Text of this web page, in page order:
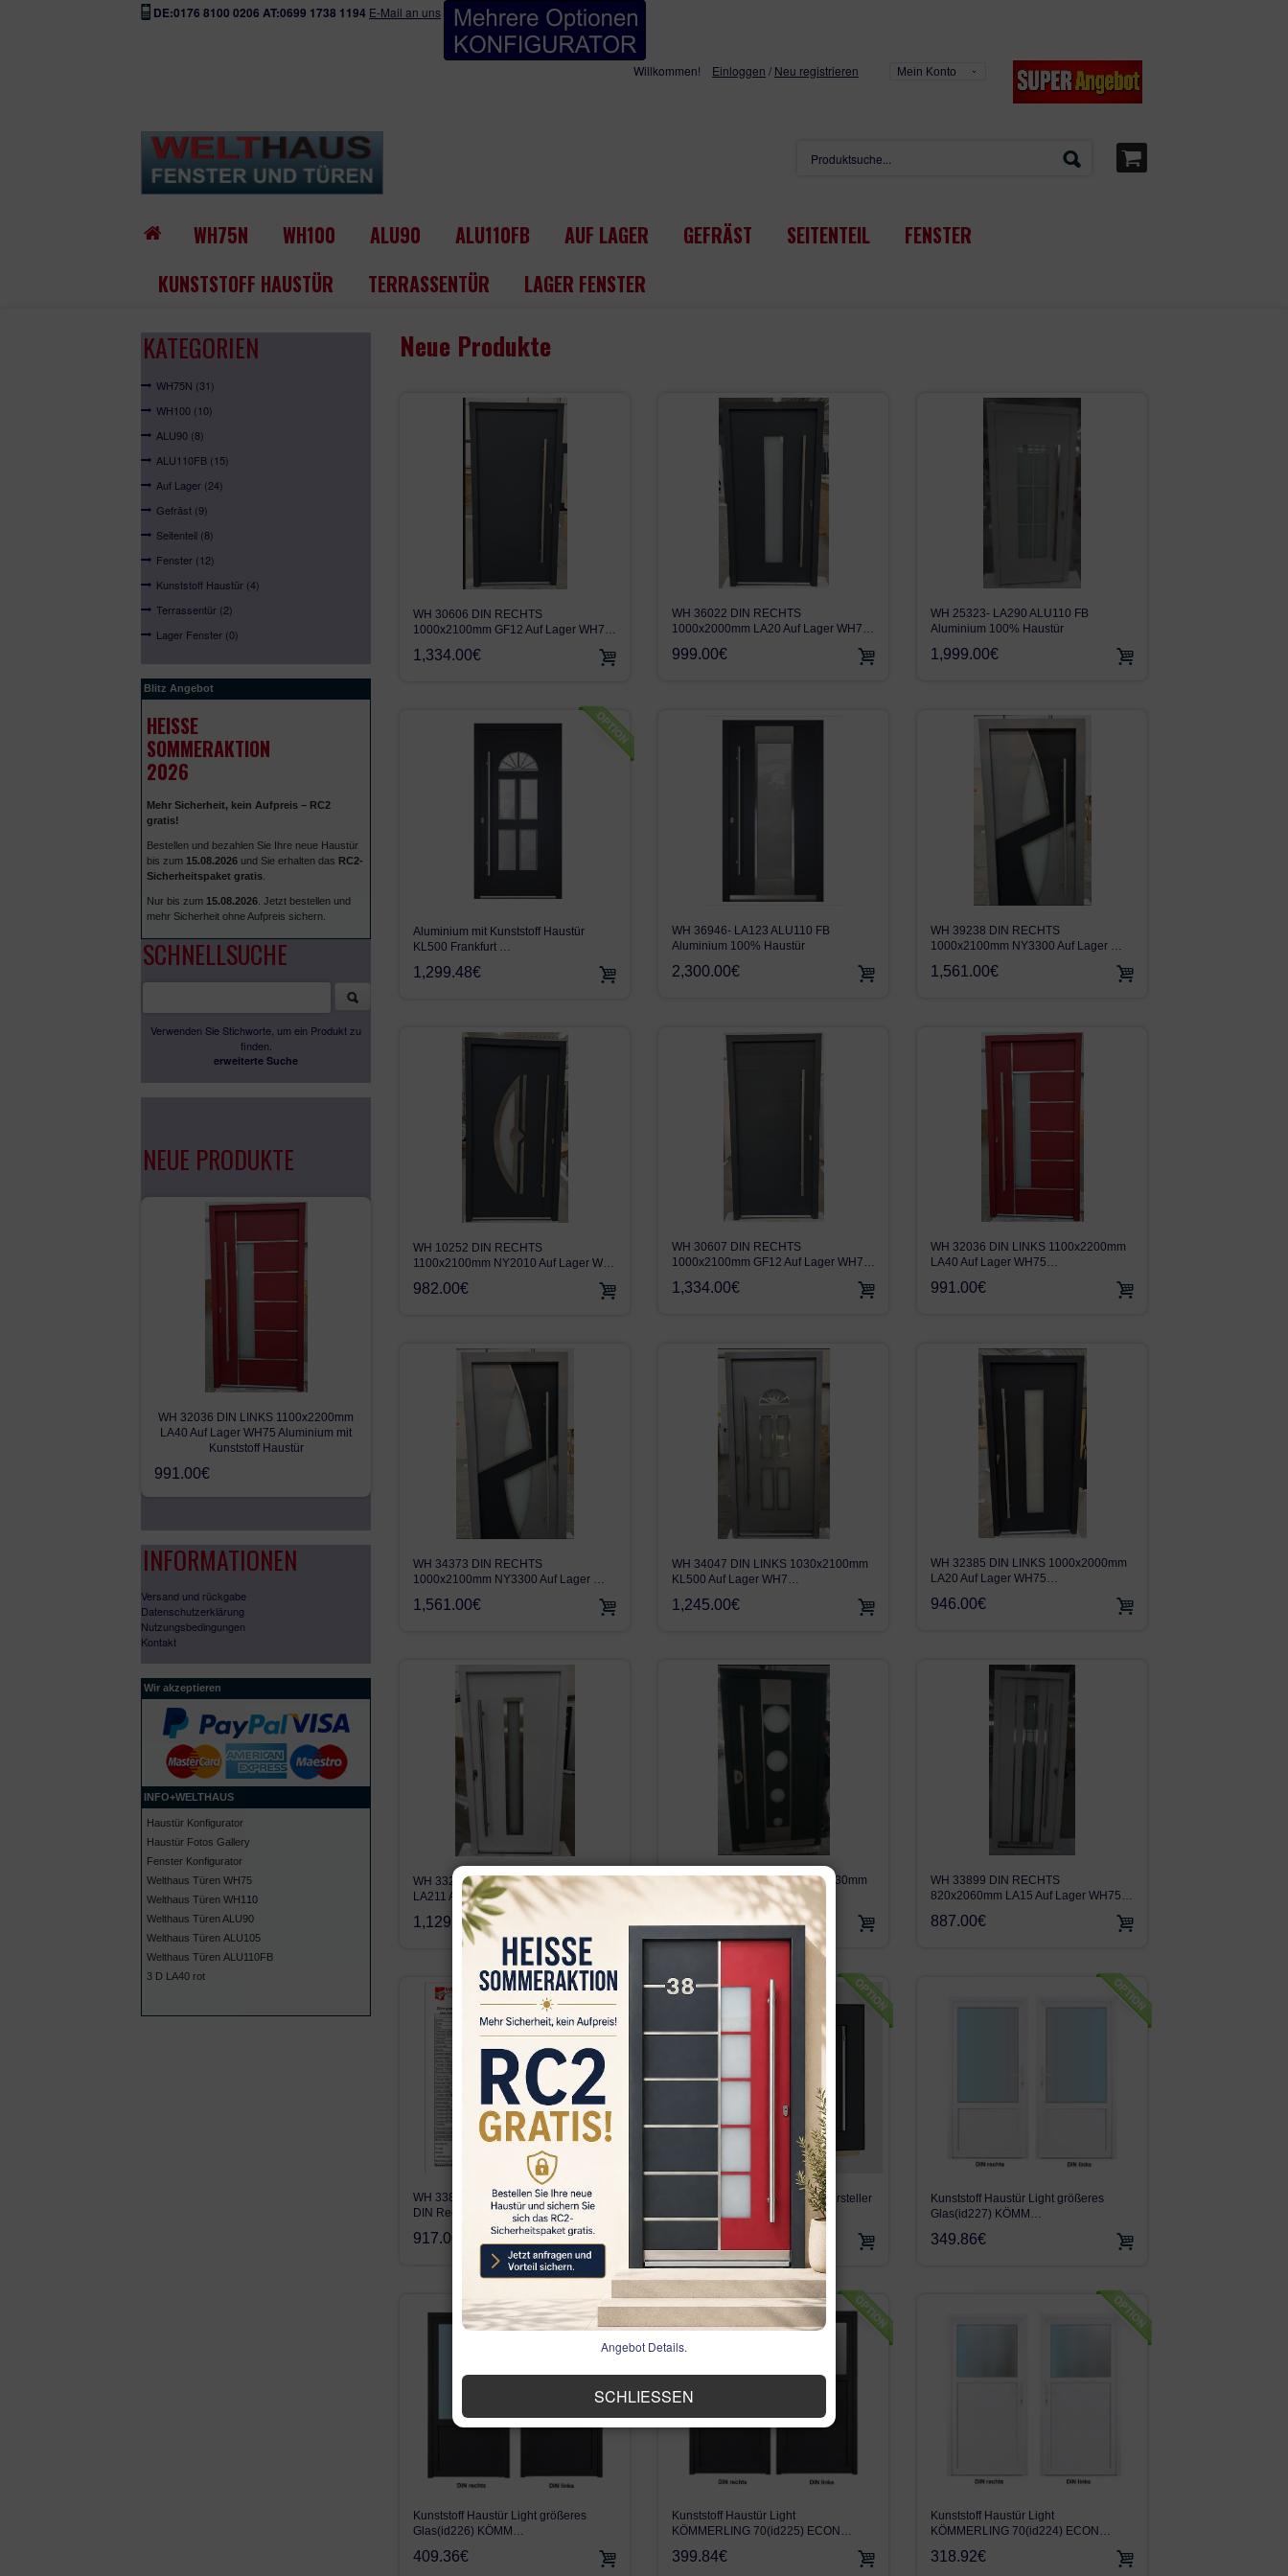
DE:0176 8100 0206 AT:0699 1738 1194 E-Mail an uns
Willkommen! Einloggen / Neu registrieren Mein Konto
WH75N WH100 ALU90 ALU110FB AUF LAGER GEFRÄST SEITENTEIL
FENSTER
KUNSTSTOFF HAUSTÜR
TERRASSENTÜR LAGER FENSTER
Neue Produkte
WH 30606 DIN RECHTS
1000x2100mm GF12 Auf Lager WH7…
1,334.00€
WH 36022 DIN RECHTS
1000x2000mm LA20 Auf Lager WH7…
999.00€
WH 25323- LA290 ALU110 FB
Aluminium 100% Haustür
1,999.00€
Aluminium mit Kunststoff Haustür
KL500 Frankfurt …
1,299.48€
WH 36946- LA123 ALU110 FB
Aluminium 100% Haustür
2,300.00€
WH 39238 DIN RECHTS
1000x2100mm NY3300 Auf Lager …
1,561.00€
WH 10252 DIN RECHTS
1100x2100mm NY2010 Auf Lager W…
982.00€
WH 30607 DIN RECHTS
1000x2100mm GF12 Auf Lager WH7…
1,334.00€
WH 32036 DIN LINKS 1100x2200mm
LA40 Auf Lager WH75…
991.00€
WH 34373 DIN RECHTS
1000x2100mm NY3300 Auf Lager …
1,561.00€
WH 34047 DIN LINKS 1030x2100mm
KL500 Auf Lager WH7…
1,245.00€
WH 32385 DIN LINKS 1000x2000mm
LA20 Auf Lager WH75…
946.00€
WH 33258 DIN LINKS 1000x2000mm
LA211 Auf Lager WH7…
1,129.00€
WH 28361 DIN LINKS 1170x2130mm
ALU105 RC3 NY3100 …
2,999.05€
WH 33899 DIN RECHTS
820x2060mm LA15 Auf Lager WH75…
887.00€
WH 33899 WH75N LA15 820x2060
DIN Rechts Aluminium…
917.00€
FENSTER 3 fach GLAS vom Hersteller
Kellerfenster K…
Kunststoff Haustür Light größeres
Glas(id227) KÖMM…
349.86€
Kunststoff Haustür Light größeres
Glas(id226) KÖMM…
409.36€
Kunststoff Haustür Light
KÖMMERLING 70(id225) ECON…
399.84€
Kunststoff Haustür Light
KÖMMERLING 70(id224) ECON…
318.92€
KATEGORIEN
WH75N (31)
WH100 (10)
ALU90 (8)
ALU110FB (15)
Auf Lager (24)
Gefräst (9)
Seitenteil (8)
Fenster (12)
Kunststoff Haustür (4)
Terrassentür (2)
Lager Fenster (0)
Blitz Angebot
HEISSE S
OMMERAKTION 2
026
Mehr Sicherheit, kein Aufpreis – RC2
gratis!
Bestellen und bezahlen Sie Ihre neue Haustür
bis zum 15.08.2026 und Sie erhalten das RC2-
Sicherheitspaket gratis
Nur bis zum 15.08.2026 . Jetzt bestellen und
mehr Sicherheit ohne Aufpreis sichern.
SCHNELLSUCHE
Verwenden Sie Stichworte, um ein Produkt zu
finden.
erweiterte Suche
NEUE PRODUKTE
WH 32036 DIN LINKS 1100x2200mm
LA40 Auf Lager WH75 Aluminium mit
Kunststoff Haustür
991.00€
INFORMATIONEN
Versand und rückgabe
Datenschutzerklärung
Nutzungsbedingungen
Kontakt
Wir akzeptieren
INFO+WELTHAUS
Haustür Konfigurator
Haustür Fotos Gallery
Fenster Konfigurator
Welthaus Türen WH75
Welthaus Türen WH1 10
Welthaus Türen ALU90
Welthaus Türen ALU105
Welthaus Türen ALU110FB
3 D LA40 rot
Angebot Details.
SCHLIESSEN